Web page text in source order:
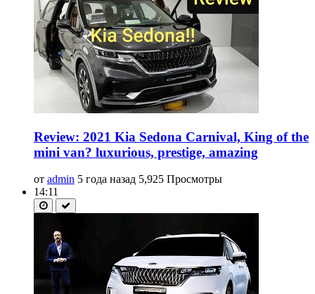
Review: 2021 Kia Sedona Carnival, King of the
mini van? luxurious, prestige, amazing
от admin 5 года назад 5,925 Просмотры
14:11